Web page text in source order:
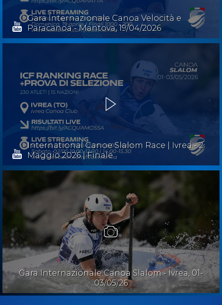
Gara Internazionale Canoa Velocità e
Paracanoa - Mantova, 19/04/2026
International Canoe Slalom Race | Ivrea - 2
Maggio 2026 | Finale
Gara Internazionale Canoa Slalom - Ivrea, 01-
03/05/26